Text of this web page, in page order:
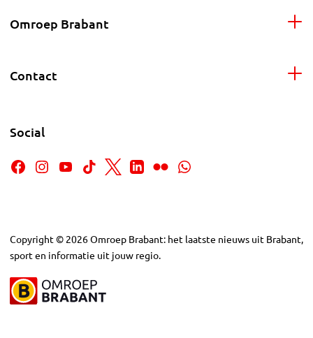
Omroep Brabant
Contact
Social
Copyright © 2026Omroep Brabant: het laatste nieuws uit Brabant,
sport en informatie uit jouw regio.